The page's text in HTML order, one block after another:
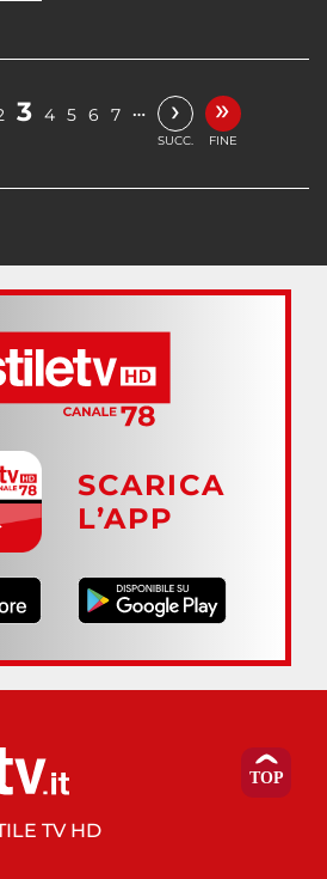
3 4 5 6 7 … ›
SUCC.
»
FINE
SCARICA
L’APP
TV HD